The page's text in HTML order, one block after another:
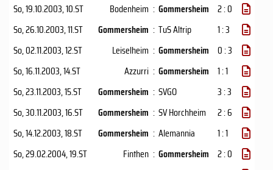
So, 19.10.2003, 10.ST Bodenheim : Gommersheim 2 : 0
So, 26.10.2003, 11.ST Gommersheim : TuS Altrip
1 : 3
So, 02.11.2003, 12.ST Leiselheim : Gommersheim 0 : 3
So, 16.11.2003, 14.ST Azzurri : Gommersheim 1 : 1
So, 23.11.2003, 15.ST Gommersheim : SVGO
3 : 3
So, 30.11.2003, 16.ST Gommersheim : SV Horchheim
2 : 6
So, 14.12.2003, 18.ST Gommersheim : Alemannia
1 : 1
So, 29.02.2004, 19.ST Finthen : Gommersheim 2 : 0